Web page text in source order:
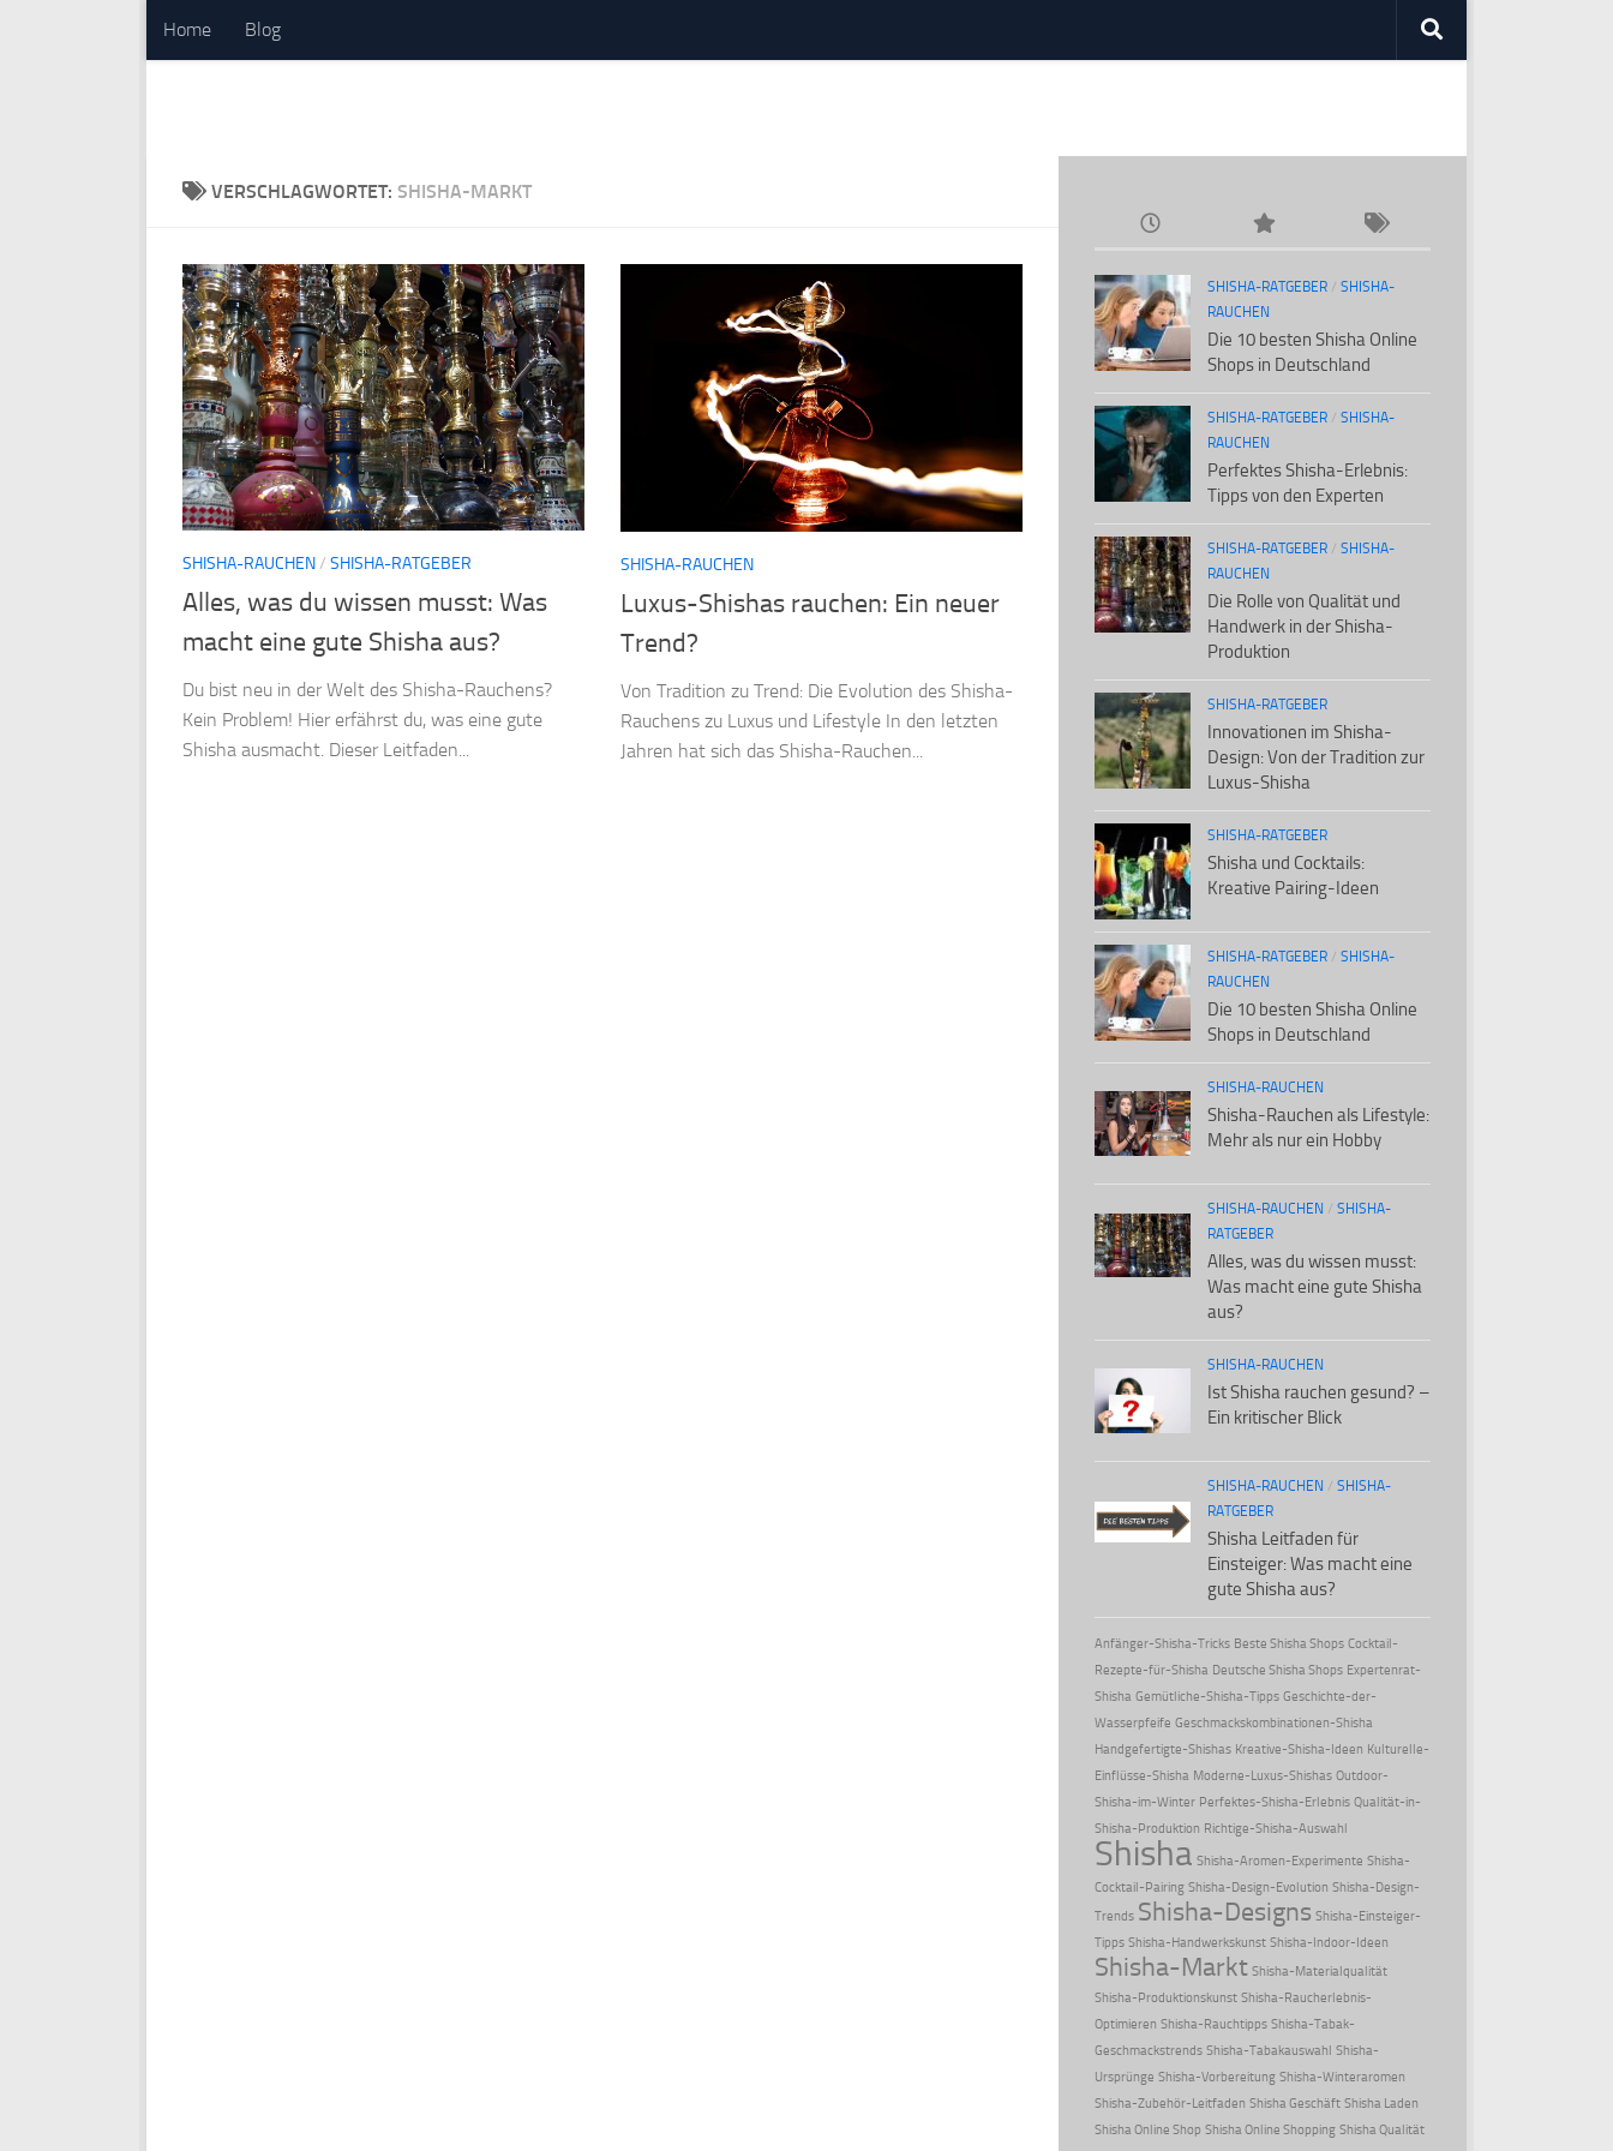
Zum Inhalt springen
Home Blog
VERSCHLAGWORTET: SHISHA-MARKT
SHISHA-RAUCHEN/ SHISHA-RATGEBER
Alles, was du wissen musst: Was
macht eine gute Shisha aus?
Du bist neu in der Welt des Shisha-Rauchens?
Kein Problem! Hier erfährst du, was eine gute
Shisha ausmacht. Dieser Leitfaden...
SHISHA-RAUCHEN
Luxus-Shishas rauchen: Ein neuer
Trend?
Von Tradition zu Trend: Die Evolution des Shisha-
Rauchens zu Luxus und Lifestyle In den letzten
Jahren hat sich das Shisha-Rauchen...
SHISHA-RATGEBER / SHISHA-
RAUCHEN
Die 10 besten Shisha Online
Shops in Deutschland
SHISHA-RATGEBER / SHISHA-
RAUCHEN
Perfektes Shisha-Erlebnis:
Tipps von den Experten
SHISHA-RATGEBER / SHISHA-
RAUCHEN
Die Rolle von Qualität und
Handwerk in der Shisha-
Produktion
SHISHA-RATGEBER
Innovationen im Shisha-
Design: Von der Tradition zur
Luxus-Shisha
SHISHA-RATGEBER
Shisha und Cocktails:
Kreative Pairing-Ideen
SHISHA-RATGEBER / SHISHA-
RAUCHEN
Die 10 besten Shisha Online
Shops in Deutschland
SHISHA-RAUCHEN
Shisha-Rauchen als Lifestyle:
Mehr als nur ein Hobby
SHISHA-RAUCHEN / SHISHA-
RATGEBER
Alles, was du wissen musst:
Was macht eine gute Shisha
aus?
SHISHA-RAUCHEN
Ist Shisha rauchen gesund? –
Ein kritischer Blick
SHISHA-RAUCHEN / SHISHA-
RATGEBER
Shisha Leitfaden für
Einsteiger: Was macht eine
gute Shisha aus?
Anfänger-Shisha-Tricks Beste Shisha Shops Cocktail-
Rezepte-für-Shisha Deutsche Shisha Shops Expertenrat-
Shisha Gemütliche-Shisha-Tipps Geschichte-der-
Wasserpfeife Geschmackskombinationen-Shisha
Handgefertigte-Shishas Kreative-Shisha-Ideen Kulturelle-
Einflüsse-Shisha Moderne-Luxus-Shishas Outdoor-
Shisha-im-Winter Perfektes-Shisha-Erlebnis Qualität-in-
Shisha-Produktion Richtige-Shisha-Auswahl
Shisha Shisha-Aromen-Experimente Shisha-
Cocktail-Pairing Shisha-Design-Evolution Shisha-Design-
Trends Shisha-Designs Shisha-Einsteiger-
Tipps Shisha-Handwerkskunst Shisha-Indoor-Ideen
Shisha-Markt Shisha-Materialqualität
Shisha-Produktionskunst Shisha-Raucherlebnis-
Optimieren Shisha-Rauchtipps Shisha-Tabak-
Geschmackstrends Shisha-Tabakauswahl Shisha-
Ursprünge Shisha-Vorbereitung Shisha-Winteraromen
Shisha-Zubehör-Leitfaden Shisha Geschäft Shisha Laden
Shisha Online Shop Shisha Online Shopping Shisha Qualität